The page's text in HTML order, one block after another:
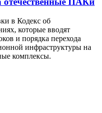
в Кодекс об
которые вводят
и порядка перехода
инфраструктуры на
комплексы.